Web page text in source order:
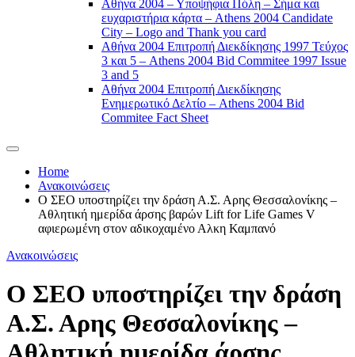
Αθήνα 2004 – Υποψήφια Πόλη – Σήμα και
ευχαριστήρια κάρτα – Athens 2004 Candidate
City – Logo and Thank you card
Αθήνα 2004 Επιτροπή Διεκδίκησης 1997 Τεύχος
3 και 5 – Athens 2004 Bid Commitee 1997 Issue
3 and 5
Αθήνα 2004 Επιτροπή Διεκδίκησης
Ενημερωτικό Δελτίο – Athens 2004 Bid
Commitee Fact Sheet
Home
Ανακοινώσεις
Ο ΣΕΟ υποστηρίζει την δράση Α.Σ. Αρης Θεσσαλονίκης –
Αθλητική ημερίδα άρσης βαρών Lift for Life Games V
αφιερωμένη στον αδικοχαμένο Αλκη Καμπανό
Ανακοινώσεις
Ο ΣΕΟ υποστηρίζει την δράση
Α.Σ. Αρης Θεσσαλονίκης –